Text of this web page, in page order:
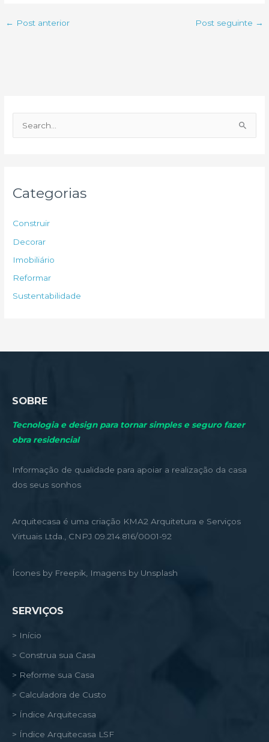
← Post anterior Post seguinte →
e
p
o
r
Categorias
Construir
Decorar
Imobiliário
Reformar
Sustentabilidade
SOBRE
Tecnologia e design para tornar simples e seguro fazer
obra residencial
Informação de qualidade para apoiar a realização da casa
dos seus sonhos
Arquitecasa é uma criação KMA2 Arquitetura e Serviços
Virtuais Ltda., CNPJ 09.214.816/0001-92
Ícones by Freepik, Imagens by Unsplash
SERVIÇOS
> Início
> Construa sua Casa
> Reforme sua Casa
> Calculadora de Custo
> Índice Arquitecasa
> Índice Arquitecasa LSF